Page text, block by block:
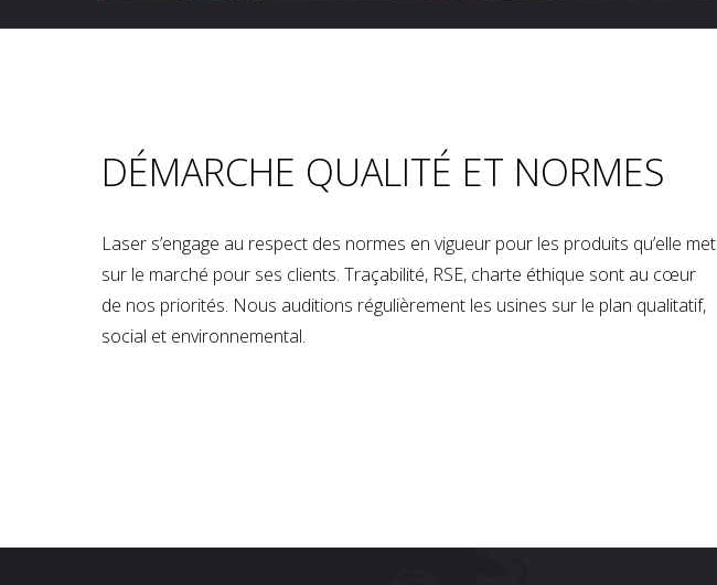
DÉMARCHE QUALITÉ ET NORMES
Laser s’engage au respect des normes en vigueur pour les produits qu’elle met
sur le marché pour ses clients. Traçabilité, RSE, charte éthique sont au cœur
de nos priorités. Nous auditions régulièrement les usines sur le plan qualitatif,
social et environnemental.